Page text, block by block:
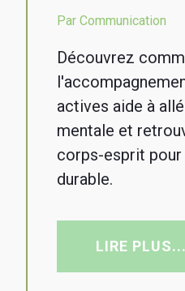
Par Communication
Découvrez
actives aide à
mentale et
corps-esprit pour
durable.
LIRE PLUS...